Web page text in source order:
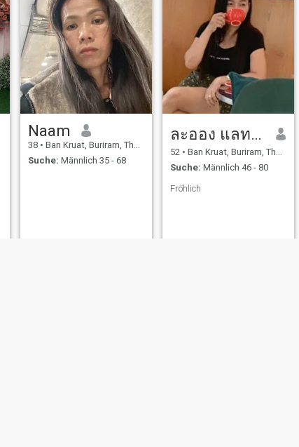
Naam
38 • Ban Kruat, Buriram, Thailand
Suche: Männlich 35 - 68
ละออง แลทต้า
52 • Ban Kruat, Buriram, Thailand
Suche: Männlich 46 - 80
Fröhlich